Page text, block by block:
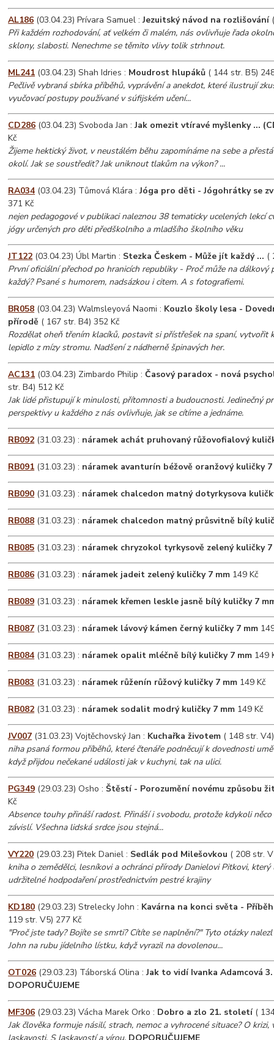
AL186 (03.04.23) Prívara Samuel :Jezuitský návod na rozlišování(
Při každém rozhodování, ať velkém či malém, nás ovlivňuje řada
sklony, slabosti. Nenechme se těmito vlivy tolik strhnout.
ML241 (03.04.23) Shah Idries : Moudrost hlupáků ( 144 str. B5)
Pečlivě vybraná sbírka příběhů, vyprávění a anekdot, které ilustrují
vyučovací postupy používané v súfijském učení...
CD286 (03.04.23) Svoboda Jan :Jak omezit vtíravé myšlenky ...
Kč
Žijeme hektický život, v neustálém běhu zapomínáme na sebe a
okolí. Jak se soustředit? Jak uniknout tlakům na výkon? ...
RA034 (03.04.23) Tůmová Klára :Jóga pro děti - Jógohrátky se
371 Kč
nejen pedagogové v publikaci naleznou 38 tematicky ucelených lekcí
jógy určených pro děti předškolního a mladšího školního věku
JT122 (03.04.23) Úbl Martin : Stezka Českem - Může jít každý ... (
První oficiální přechod po hranicích republiky - Proč může na dálkový
každý? Psané s humorem, nadsázkou i citem. A s fotografiemi.
BR058 (03.04.23) Walmsleyová Naomi : Kouzlo školy lesa -
přírodě ( 167 str. B4) 352 Kč
Rozdělat oheň třením klacíků, postavit si přístřešek na spaní, vytvořit
lepidlo z mízy stromu. Nadšení z nádherně špinavých her.
AC131 (03.04.23) Zimbardo Philip :Časový paradox - nová
str. B4) 512 Kč
Jak lidé přistupují k minulosti, přítomnosti a budoucnosti. Jedinečný
perspektivy u každého z nás ovlivňuje, jak se cítíme a jednáme.
RB092 (31.03.23) : náramek achát pruhovaný růžovofialový
RB091 (31.03.23) : náramek avanturín béžově oranžový kuličky 7
RB090 (31.03.23) : náramek chalcedon matný dotyrkysova
RB088 (31.03.23) : náramek chalcedon matný průsvitně bílý
RB085 (31.03.23) : náramek chryzokol tyrkysově zelený kuličky 7
RB086 (31.03.23) : náramek jadeit zelený kuličky 7 mm 149 Kč
RB089 (31.03.23) : náramek křemen leskle jasně bílý kuličky 7
RB087 (31.03.23) : náramek lávový kámen černý kuličky 7 mm
RB084 (31.03.23) : náramek opalit mléčně bílý kuličky 7 mm 149
RB083 (31.03.23) : náramek růženín růžový kuličky 7 mm 149 Kč
RB082 (31.03.23) : náramek sodalit modrý kuličky 7 mm 149 Kč
JV007 (31.03.23) Vojtěchovský Jan : Kuchařka životem ( 148 str.
niha psaná formou příběhů, které čtenáře podněcují k dovednosti
když přijdou nečekané události jak v kuchyni, tak na ulici.
PG349 (29.03.23) Osho :Štěstí - Porozumění novému způsobu
Kč
Absence touhy přináší radost. Přináší i svobodu, protože kdykoli něco
závislí. Všechna lidská srdce jsou stejná...
VY220 (29.03.23) Pitek Daniel : Sedlák pod Milešovkou ( 208 str.
kniha o zemědělci, lesníkovi a ochránci přírody Danielovi Pitkovi,
udržitelné hodpodaření prostřednictvím pestré krajiny
KD180 (29.03.23) Strelecky John : Kavárna na konci světa -
119 str. V5) 277 Kč
"Proč jste tady? Bojíte se smrti? Cítíte se naplnění?" Tyto otázky
John na rubu jídelního lístku, když vyrazil na dovolenou...
OT026 (29.03.23) Táborská Olina :Jak to vidí Ivanka Adamcová 3.
DOPORUČUJEME
MF306 (29.03.23) Vácha Marek Orko : Dobro a zlo 21. století(
Jak člověka formuje násilí, strach, nemoc a vyhrocené situace? O krizi,